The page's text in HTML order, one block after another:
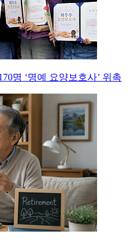
명 ‘명예 요양보호사’ 위촉